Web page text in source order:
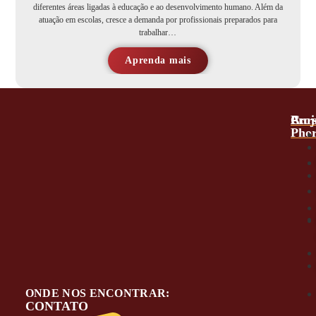
diferentes áreas ligadas à educação e ao desenvolvimento humano. Além da
atuação em escolas, cresce a demanda por profissionais preparados para
trabalhar…
Aprenda mais
ONDE NOS ENCONTRAR:
CONTATO
A